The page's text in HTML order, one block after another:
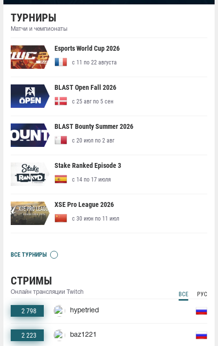
ТУРНИРЫ
Матчи и чемпионаты
Esports World Cup 2026
с 11 по 22 августа
BLAST Open Fall 2026
с 25 авг по 5 сен
BLAST Bounty Summer 2026
с 20 июл по 2 авг
Stake Ranked Episode 3
с 14 по 17 июля
XSE Pro League 2026
с 30 июн по 11 июл
ВСЕ ТУРНИРЫ
СТРИМЫ
Онлайн трансляции Twitch ВСЕ РУС
2 798 hypetried
2 223 baz1221